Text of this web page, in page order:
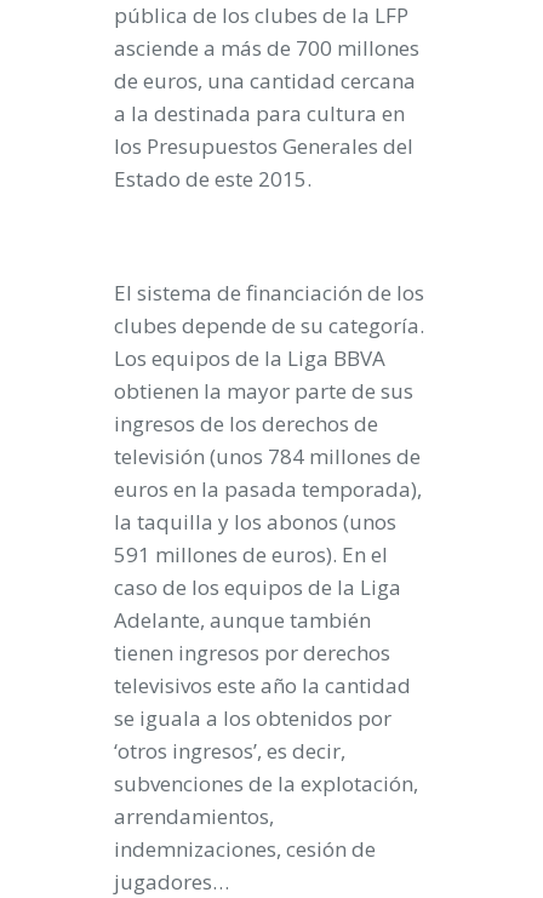
pública de los clubes de la LFP
asciende a más de 700 millones
de euros, una cantidad cercana
a la destinada para cultura en
los Presupuestos Generales del
Estado de este 2015.
El sistema de financiación de los
clubes depende de su categoría.
Los equipos de la Liga BBVA
obtienen la mayor parte de sus
ingresos de los derechos de
televisión (unos 784 millones de
euros en la pasada temporada),
la taquilla y los abonos (unos
591 millones de euros). En el
caso de los equipos de la Liga
Adelante, aunque también
tienen ingresos por derechos
televisivos este año la cantidad
se iguala a los obtenidos por
‘otros ingresos’, es decir,
subvenciones de la explotación,
arrendamientos,
indemnizaciones, cesión de
jugadores…